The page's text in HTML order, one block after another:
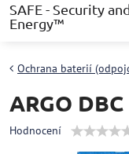
SAFE - Security
Energy™
Ochrana baterií
ARGO
Hodnocení